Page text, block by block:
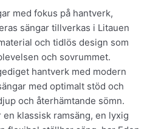
med fokus på hantverk,
sängar tillverkas i Litauen
och tidlös design som
och sovrummet.
hantverk med modern
med optimalt stöd och
och återhämtande sömn.
klassisk ramsäng, en lyxig